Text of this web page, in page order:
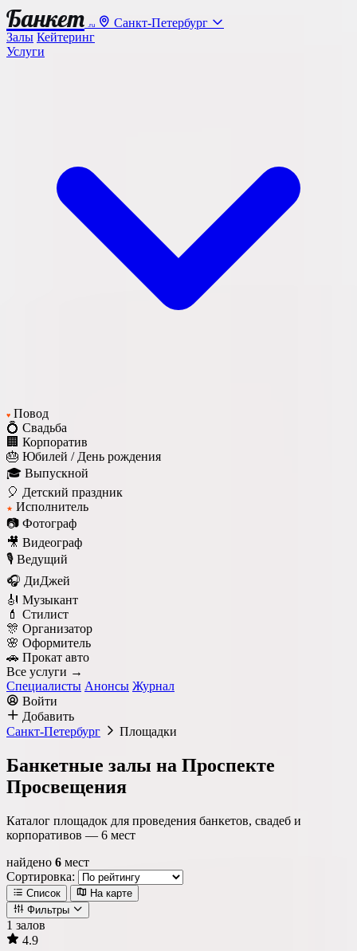
Банкет .ru
Санкт-Петербург
Залы Кейтеринг
Услуги
♥ Повод
💍 Свадьба
🏢 Корпоратив
🎂 Юбилей / День рождения
🎓 Выпускной
🎈 Детский праздник
★ Исполнитель
📷 Фотограф
🎥 Видеограф
🎙️ Ведущий
🎧 ДиДжей
🎻 Музыкант
💄 Стилист
🎊 Организатор
🌸 Оформитель
🚗 Прокат авто
Все услуги →
Специалисты Анонсы Журнал
Войти
Добавить
Санкт-Петербург
Площадки
Банкетные залы на Проспекте
Просвещения
Каталог площадок для проведения банкетов, свадеб и
корпоративов — 6 мест
найдено 6 мест
Сортировка:
Список
На карте
Фильтры
Локация
1 залов
4.9